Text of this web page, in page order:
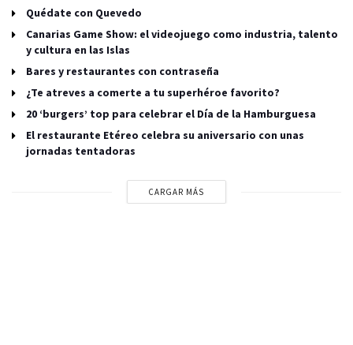
Quédate con Quevedo
Canarias Game Show: el videojuego como industria, talento
y cultura en las Islas
Bares y restaurantes con contraseña
¿Te atreves a comerte a tu superhéroe favorito?
20 ‘burgers’ top para celebrar el Día de la Hamburguesa
El restaurante Etéreo celebra su aniversario con unas
jornadas tentadoras
CARGAR MÁS